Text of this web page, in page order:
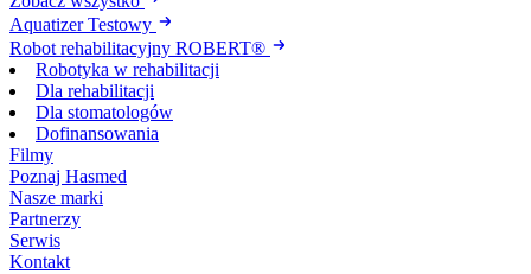
Aquatizer Testowy
Robot rehabilitacyjny ROBERT®
Robotyka w rehabilitacji
Dla rehabilitacji
Dla stomatologów
Dofinansowania
Filmy
Poznaj Hasmed
Nasze marki
Partnerzy
Serwis
Kontakt